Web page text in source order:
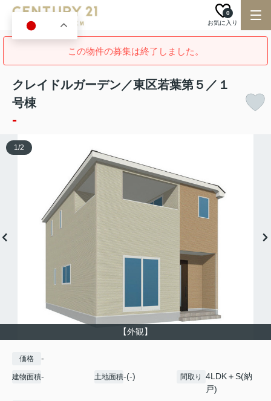
お気に入り
0
この物件の募集は終了しました。
クレイドルガーデン／東区若葉第５／１
号棟
-
【外観】
1/2
価格 -
建物面積- 土地面積-(-) 間取り
4LDK＋S(納
戸)